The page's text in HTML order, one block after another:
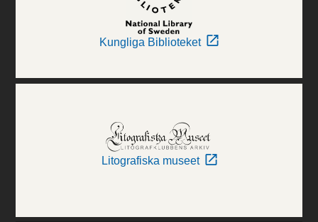
Kungliga Biblioteket
Litografiska museet